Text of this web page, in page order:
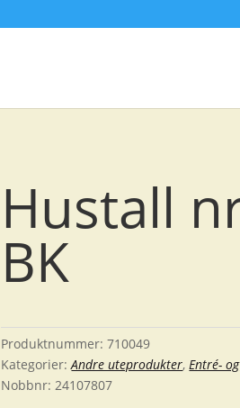
Hustall
BK
Produktnummer:710049
Kategorier:Andre uteprodukter, Entré-
Nobbnr: 24107807